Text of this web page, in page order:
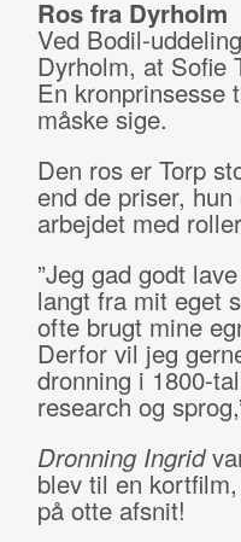
Ros fra Dyrholm
Ved Bodil-
Dyrholm, at Sofie
En kronprinsesse
måske sige.
Den ros er Torp
end de priser,
arbejdet med
”Jeg gad godt
langt fra mit eget
ofte brugt mine
Derfor vil jeg
dronning i 1800-
research og
Dronning Ingrid
blev til en
på otte afsnit!